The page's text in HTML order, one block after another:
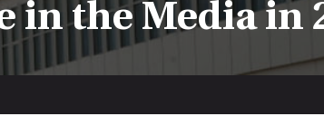
in the Media in